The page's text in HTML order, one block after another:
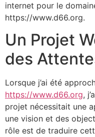
internet pour le
https://www.d66.org.
Un Projet
des
Lorsque j’ai été
https://www.d66.org,
projet nécessitait une
une vision et des
rôle est de traduire